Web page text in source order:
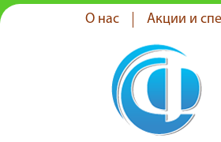
О нас Акции и